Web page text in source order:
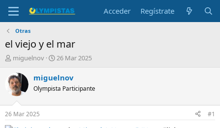
Acceder Regístrate
Otras
el viejo y el mar
I
i
c
i
a
d
o
miguelnov
F
c
a
i
26 Mar 2025
miguelnov
Olympista Participante
26 Mar 2025 #1